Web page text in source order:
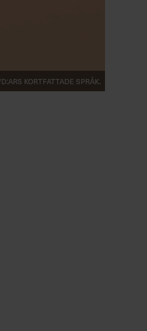
kortfattade språk.